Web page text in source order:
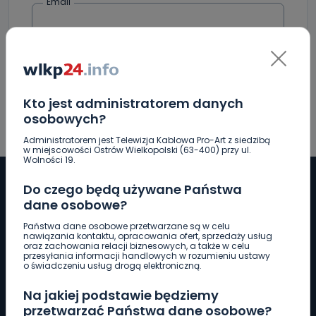
Kto jest administratorem danych
osobowych?
Administratorem jest Telewizja Kablowa Pro-Art z siedzibą
w miejscowości Ostrów Wielkopolski (63-400) przy ul.
Wolności 19.
Do czego będą używane Państwa
dane osobowe?
Państwa dane osobowe przetwarzane są w celu
nawiązania kontaktu, opracowania ofert, sprzedaży usług
oraz zachowania relacji biznesowych, a także w celu
przesyłania informacji handlowych w rozumieniu ustawy
o świadczeniu usług drogą elektroniczną.
Na jakiej podstawie będziemy
przetwarzać Państwa dane osobowe?
Pobierz logotyp
LINIA INTERWENCYJNA